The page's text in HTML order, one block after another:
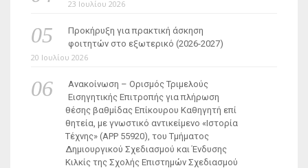
23 Ιουλίου 2026
Προκήρυξη για πρακτική άσκηση
φοιτητών στο εξωτερικό (2026-2027)
20 Ιουλίου 2026
Ανακοίνωση – Ορισμός Τριμελούς
Εισηγητικής Επιτροπής για πλήρωση
θέσης βαθμίδας Επίκουρου Καθηγητή επί
θητεία, με γνωστικό αντικείμενο «Ιστορία
Τέχνης» (ΑΡΡ 55920), του Τμήματος
Δημιουργικού Σχεδιασμού και Ένδυσης
Κιλκίς της Σχολής Επιστημών Σχεδιασμού